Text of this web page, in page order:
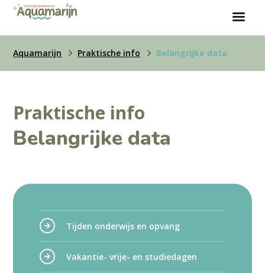
Aquamarijn Praktische info Belangrijke data
Praktische info
Belangrijke data
Tijden onderwijs en opvang
Vakantie- vrije- en studiedagen